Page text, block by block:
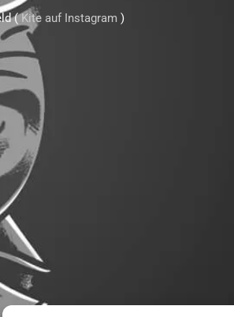
(Kite auf Instagram )